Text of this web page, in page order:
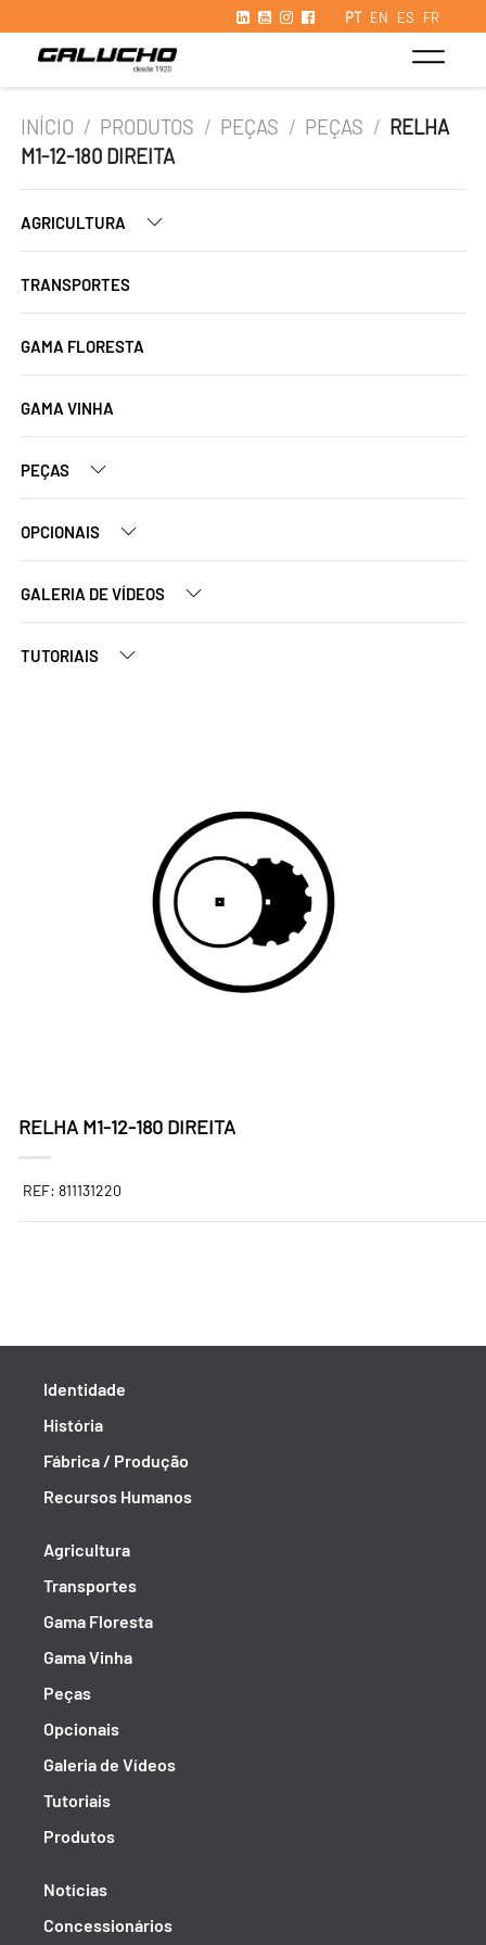
PT EN ES FR
INÍCIO / PRODUTOS / PEÇAS / PEÇAS / RELHA
M1-12-180 DIREITA
AGRICULTURA
TRANSPORTES
GAMA FLORESTA
GAMA VINHA
PEÇAS
OPCIONAIS
GALERIA DE VÍDEOS
TUTORIAIS
RELHA M1-12-180 DIREITA
REF: 811131220
Identidade
História
Fábrica / Produção
Recursos Humanos
Agricultura
Transportes
Gama Floresta
Gama Vinha
Peças
Opcionais
Galeria de Vídeos
Tutoriais
Produtos
Notícias
Concessionários